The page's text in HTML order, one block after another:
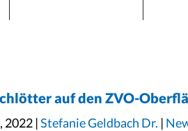
auf den ZVO-
2022 |Stefanie Geldbach Dr. |